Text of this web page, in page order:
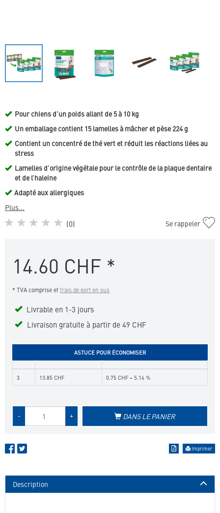
Pour chiens d’un poids allant de 5 à 10 kg
Un emballage contient 15 lamelles à mâcher et pèse 224 g
Contient un concentré de thé vert et réduit les réactions liées au
stress
Lamelles d’origine végétale pour le contrôle de la plaque dentaire
et de l’haleine
Adapté aux allergiques
Plus...
(0)
Ajouter
Se rappeler
14.60 CHF *
* TVA comprise etfrais de port en sus
Livrable en 1-3 jours
Livraison gratuite à partir de 49 CHF
ASTUCE POUR ÉCONOMISER
3 13.85 CHF 0.75 CHF = 5.14 %
+
- DANS LE PANIER
Imprimer
Description